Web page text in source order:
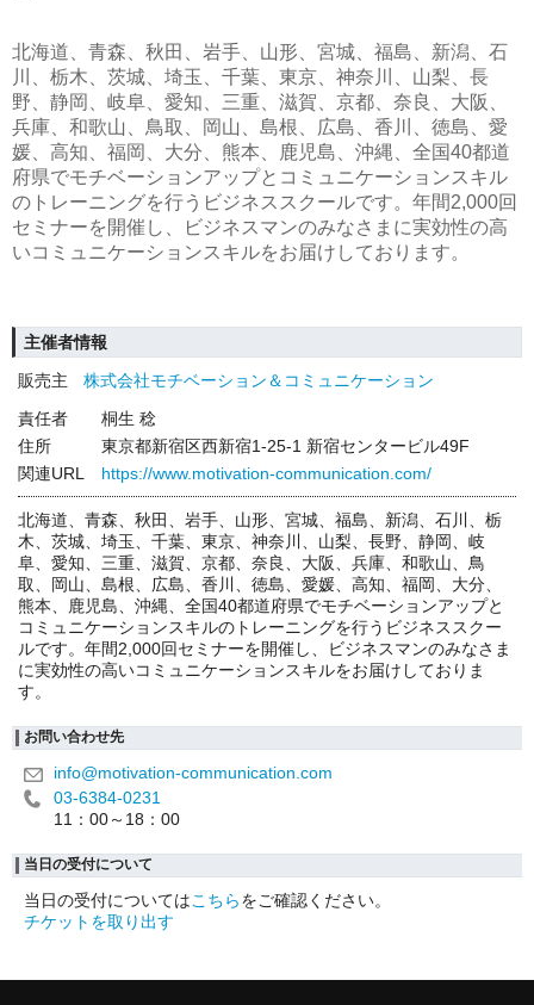
北海道、青森、秋田、岩手、山形、宮城、福島、新潟、石
川、栃木、茨城、埼玉、千葉、東京、神奈川、山梨、長
野、静岡、岐阜、愛知、三重、滋賀、京都、奈良、大阪、
兵庫、和歌山、鳥取、岡山、島根、広島、香川、徳島、愛
媛、高知、福岡、大分、熊本、鹿児島、沖縄、全国40都道
府県でモチベーションアップとコミュニケーションスキル
のトレーニングを行うビジネススクールです。年間2,000回
セミナーを開催し、ビジネスマンのみなさまに実効性の高
いコミュニケーションスキルをお届けしております。
主催者情報
販売主
株式会社モチベーション＆コミュニケーション
責任者
桐生 稔
住所
東京都新宿区西新宿1-25-1 新宿センタービル49F
関連URL
https://www.motivation-communication.com/
北海道、青森、秋田、岩手、山形、宮城、福島、新潟、石川、栃
木、茨城、埼玉、千葉、東京、神奈川、山梨、長野、静岡、岐
阜、愛知、三重、滋賀、京都、奈良、大阪、兵庫、和歌山、鳥
取、岡山、島根、広島、香川、徳島、愛媛、高知、福岡、大分、
熊本、鹿児島、沖縄、全国40都道府県でモチベーションアップと
コミュニケーションスキルのトレーニングを行うビジネススクー
ルです。年間2,000回セミナーを開催し、ビジネスマンのみなさま
に実効性の高いコミュニケーションスキルをお届けしておりま
す。
お問い合わせ先
info@motivation-communication.com
03-6384-0231
11：00～18：00
当日の受付について
当日の受付についてはこちらをご確認ください。
チケットを取り出す